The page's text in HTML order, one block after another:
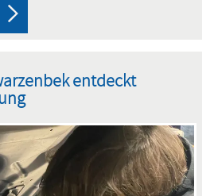
entdeckt